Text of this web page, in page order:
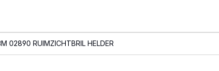
02890 RUIMZICHTBRIL HELDER